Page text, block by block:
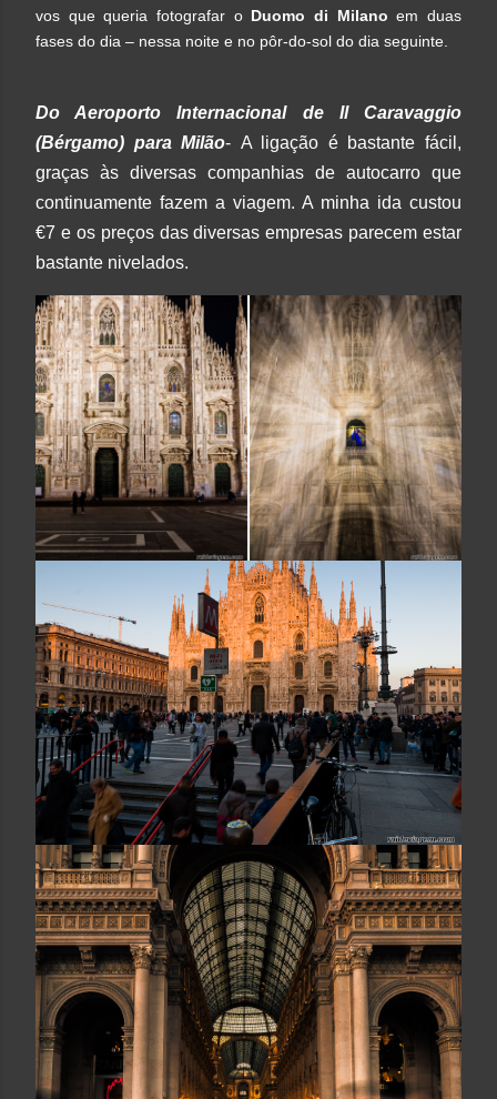
vos que queria fotografar o Duomo di Milano em duas
fases do dia – nessa noite e no pôr-do-sol do dia seguinte.
Do Aeroporto Internacional de Il Caravaggio
(Bérgamo) para Milão- A ligação é bastante fácil,
graças às diversas companhias de autocarro que
continuamente fazem a viagem. A minha ida custou
€7 e os preços das diversas empresas parecem estar
bastante nivelados.